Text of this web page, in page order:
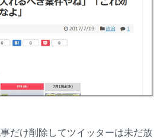
だけ削除してツイッターは未だ放